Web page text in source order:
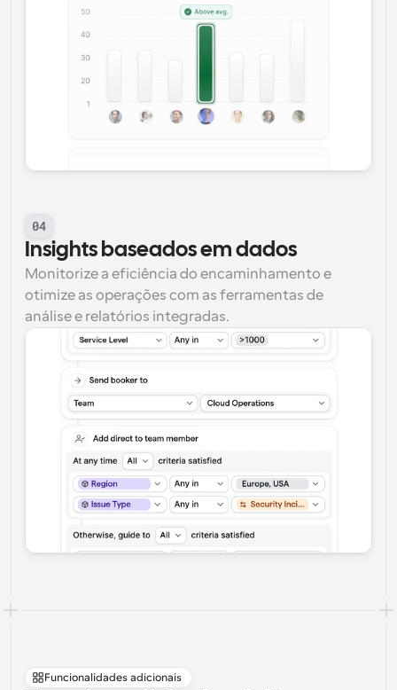
04
Insights baseados em dados
Monitorize a eficiência do encaminhamento e
otimize as operações com as ferramentas de
análise e relatórios integradas.
Funcionalidades adicionais